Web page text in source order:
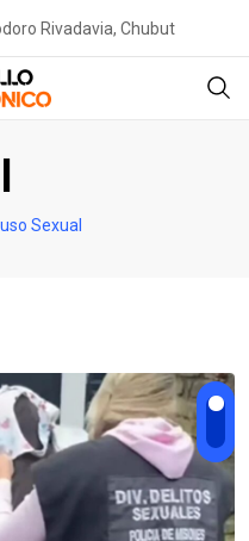
Rivadavia, Chubut
Sexual